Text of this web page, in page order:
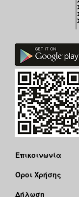
Επικοινωνία
Όροι Χρήσης
Δήλωση